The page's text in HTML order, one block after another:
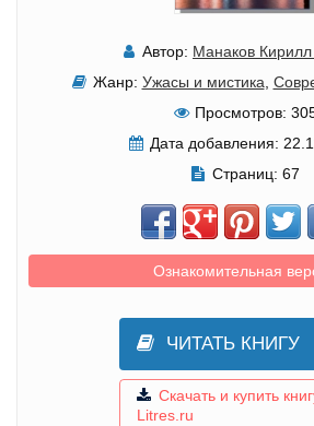
Автор: Манаков
Жанр: Ужасы и мистика,
Просмотров:
Дата добавления:
Страниц: 67
Ознакомительная
ЧИТАТЬ КНИГУ
Скачать и купить
Litres.ru